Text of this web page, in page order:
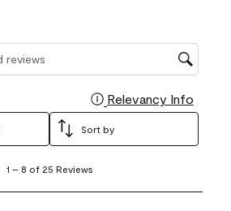
Relevancy Info
Sort by
1 – 8 of 25 Reviews